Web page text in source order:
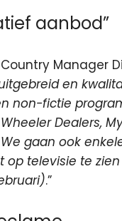
aanbod”
Manager
en
non-fictie
Dealers,
We gaan ook
televisie te
.”